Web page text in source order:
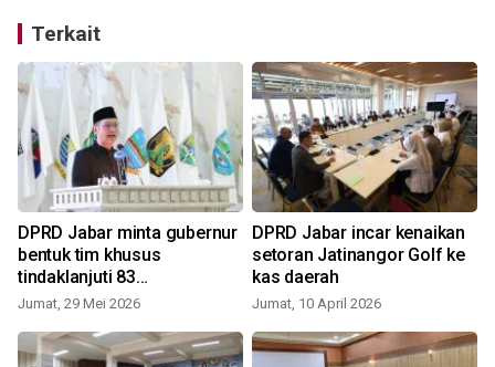
Terkait
DPRD Jabar minta gubernur
bentuk tim khusus
tindaklanjuti 83
rekomendasi atas kinerja
Jumat, 29 Mei 2026
DPRD Jabar incar kenaikan
setoran Jatinangor Golf ke
kas daerah
Jumat, 10 April 2026